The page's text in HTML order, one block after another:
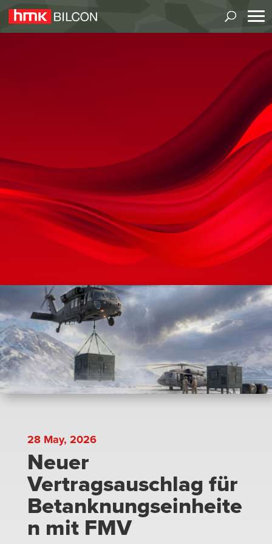
28 May, 2026
Neuer
Vertragsauschlag für
Betanknungseinheite
n mit FMV